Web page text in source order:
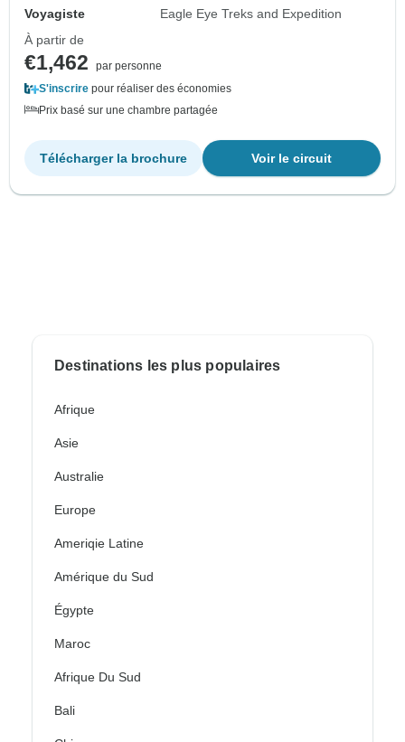
Voyagiste
Eagle Eye Treks and Expedition
À partir de
€1,462
par personne
S'inscrire pour réaliser des économies
Prix basé sur une chambre partagée
Voir le circuit
Télécharger la brochure
Destinations les plus populaires
Afrique
Asie
Australie
Europe
Ameriqie Latine
Amérique du Sud
Égypte
Maroc
Afrique Du Sud
Bali